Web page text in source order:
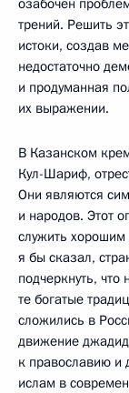
озабочен
трений. Решить
истоки, создав
недостаточно
и продуманная
их выражении.
В Казанском
Кул-Шариф,
Они являются
и народов. Этот
служить хорошим
я бы сказал,
подчеркнуть,
те богатые
сложились в
движение
к православию и
ислам в